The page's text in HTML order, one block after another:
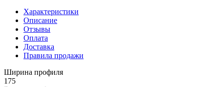
Характеристики
Описание
Отзывы
Оплата
Доставка
Правила продажи
Ширина профиля
175